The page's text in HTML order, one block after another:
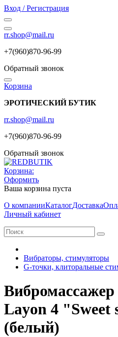
Вход / Регистрация
rr.shop@mail.ru
+7(960)870-96-99
Обратный звонок
Корзина
ЭРОТИЧЕСКИЙ БУТИК
rr.shop@mail.ru
+7(960)870-96-99
Обратный звонок
Корзина:
Оформить
Ваша корзина пуста
О компанииКаталогДоставка
Личный кабинет
Вибраторы, стимуляторы
G-точки, клиторальные
Layon 4 "Sweet
(белый)